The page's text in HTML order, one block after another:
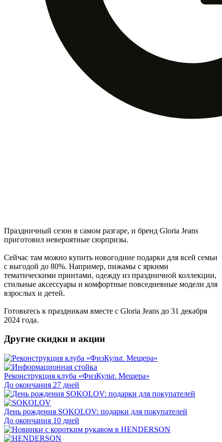
Праздничный сезон в самом разгаре, и бренд Gloria Jeans
приготовил невероятные сюрпризы.
Сейчас там можно купить новогодние подарки для всей семьи
с выгодой до 80%. Например, пижамы с яркими
тематическими принтами, одежду из праздничной коллекции,
стильные аксессуары и комфортные повседневные модели для
взрослых и детей.
Готовьтесь к праздникам вместе с Gloria Jeans до 31 декабря
2024 года.
Другие скидки и акции
Реконструкция клуба «ФизКульт. Мещера»
До окончания 27 дней
День рождения SOKOLOV: подарки для покупателей
До окончания 10 дней